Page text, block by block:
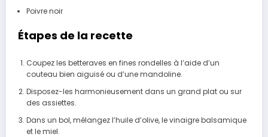
Poivre noir
Étapes de la recette
Coupez les betteraves en fines rondelles à l’aide d’un
couteau bien aiguisé ou d’une mandoline.
Disposez-les harmonieusement dans un grand plat ou sur
des assiettes.
Dans un bol, mélangez l’huile d’olive, le vinaigre balsamique
et le miel.